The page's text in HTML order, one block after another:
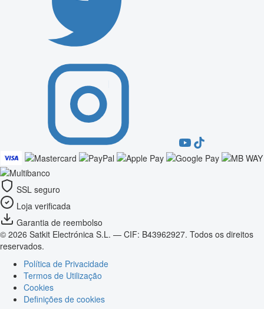
SSL seguro
Loja verificada
Garantia de reembolso
© 2026 Satkit Electrónica S.L. — CIF: B43962927. Todos os direitos
reservados.
Política de Privacidade
Termos de Utilização
Cookies
Definições de cookies